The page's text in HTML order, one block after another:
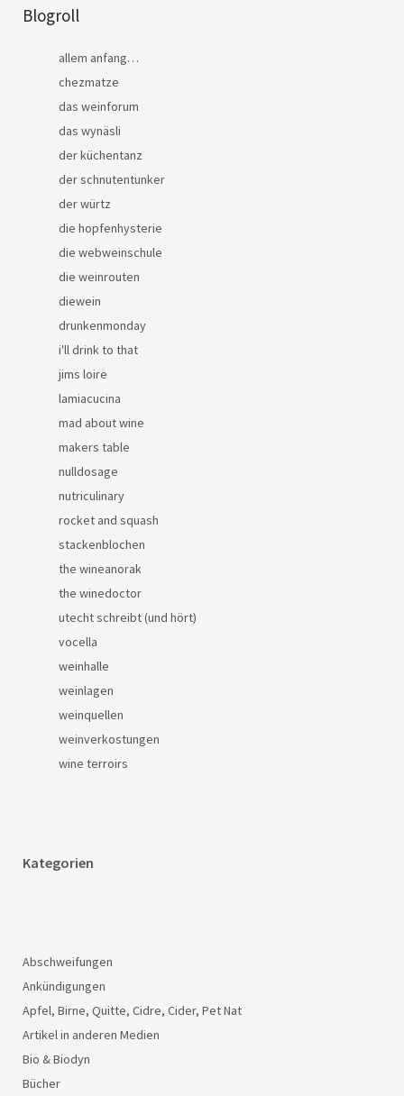
Blogroll
allem anfang…
chezmatze
das weinforum
das wynäsli
der küchentanz
der schnutentunker
der würtz
die hopfenhysterie
die webweinschule
die weinrouten
diewein
drunkenmonday
i'll drink to that
jims loire
lamiacucina
mad about wine
makers table
nulldosage
nutriculinary
rocket and squash
stackenblochen
the wineanorak
the winedoctor
utecht schreibt (und hört)
vocella
weinhalle
weinlagen
weinquellen
weinverkostungen
wine terroirs
Kategorien
Abschweifungen
Ankündigungen
Apfel, Birne, Quitte, Cidre, Cider, Pet Nat
Artikel in anderen Medien
Bio & Biodyn
Bücher